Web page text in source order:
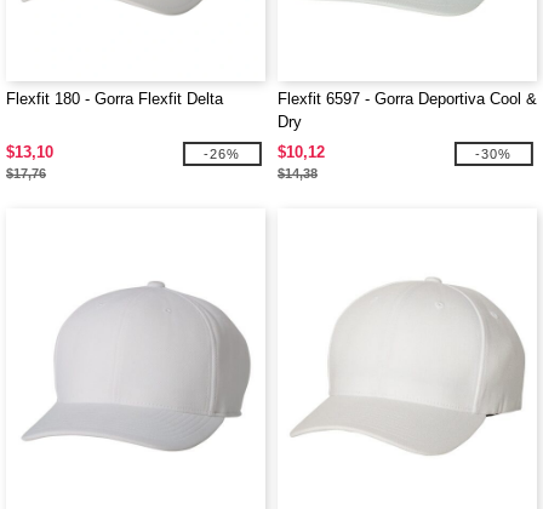
Flexfit 180 - Gorra Flexfit Delta
$13,10
$17,76
-26%
Flexfit 6597 - Gorra Deportiva Cool &
Dry
$10,12
$14,38
-30%